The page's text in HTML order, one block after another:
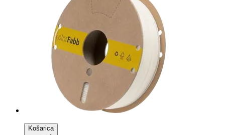
Košarica